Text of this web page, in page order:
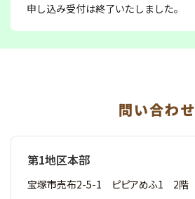
申し込み受付は終了いたしました。
問い合わせ
第1地区本部
宝塚市売布2-5-1 ピピアめふ1 2階